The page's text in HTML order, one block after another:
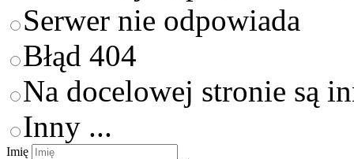
Serwer nie odpowiada
Błąd 404
Na docelowej stronie są
Inny ...
Imię